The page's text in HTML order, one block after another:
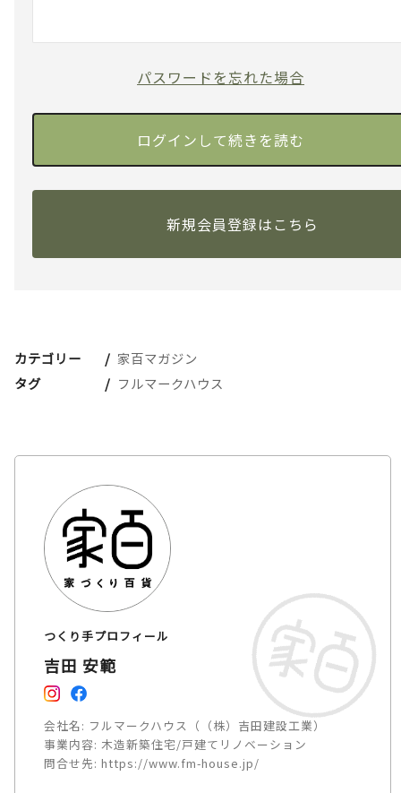
パスワードを忘れた場合
新規会員登録はこちら
カテゴリー
家百マガジン
タグ
フルマークハウス
つくり手プロフィール
吉田 安範
会社名: フルマークハウス（（株）吉田建設工業）
事業内容: 木造新築住宅/戸建てリノベーション
問合せ先: https://www.fm-house.jp/